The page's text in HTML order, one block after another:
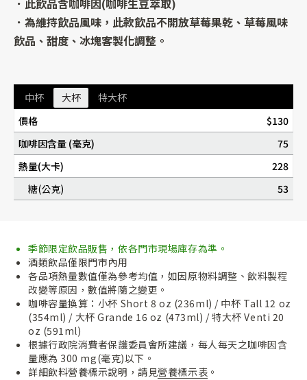
．此飲品含咖啡因(咖啡生豆萃取)
．為維持飲品風味，此款飲品不開放草莓果乾、草莓風味
飲品、甜度、冰塊客製化調整。
中杯 大杯
特大杯
價格
$130
咖啡因含量 (毫克)
75
熱量(大卡)
228
糖(公克)
53
季節限定飲品販售，依各門市現場庫存為準。
酒類飲品僅限門市內用
各品項熱量數值僅為參考均值，如因原物料調整、飲料製程
改變等原因，數值將隨之變更。
咖啡容量換算：小杯 Short 8 oz (236ml) / 中杯 Tall 12 oz
(354ml) / 大杯 Grande 16 oz (473ml) / 特大杯 Venti 20
oz (591ml)
根據行政院消費者保護委員會所建議，每人每天之咖啡因含
量應為 300 mg(毫克)以下。
詳細飲料營養標示說明，請見營養標示表 。